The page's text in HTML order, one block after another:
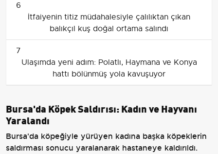
6
İtfaiyenin titiz müdahalesiyle çalılıktan çıkan
balıkçıl kuş doğal ortama salındı
7
Ulaşımda yeni adım: Polatlı, Haymana ve Konya
hattı bölünmüş yola kavuşuyor
Bursa'da Köpek Saldırısı: Kadın ve Hayvanı
Yaralandı
Bursa'da köpeğiyle yürüyen kadına başka köpeklerin
saldırması sonucu yaralanarak hastaneye kaldırıldı.